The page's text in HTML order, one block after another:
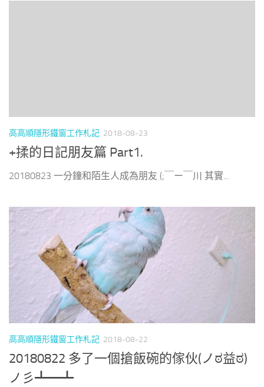
高高順隱形鐵窗工作札記 2018-08-23
+揉的日記朋友篇 Part1.
20180823 一分鐘和陌生人成為朋友 (;￣ー￣川 其實...
高高順隱形鐵窗工作札記 2018-08-22
20180822 多了一個搶飯碗的傢伙(ノಠ益ಠ)
ノ彡┻━┻